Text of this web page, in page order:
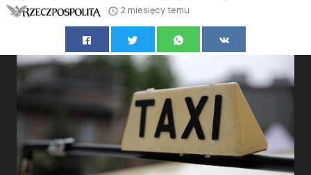
2 miesięcy temu